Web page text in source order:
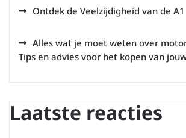
Ontdek de Veelzijdigheid van de
Alles wat je moet weten over
Tips en advies voor het kopen van
Laatste reacties